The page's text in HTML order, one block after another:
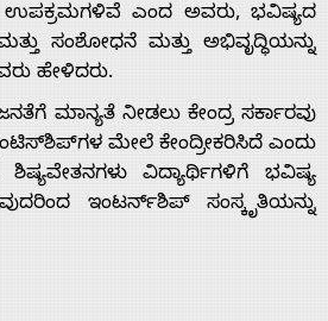
ಉಪಕ್ರಮಗಳಿವೆ ಎಂದ ಅವರು, ಭವಿಷ್ಯದ
ಸಂಶೋಧನೆ ಮತ್ತು ಅಭಿವೃದ್ಧಿಯನ್ನು
ಹೇಳಿದರು.
ಮಾನ್ಯತೆ ನೀಡಲು ಕೇಂದ್ರ ಸರ್ಕಾರವು
ಮೇಲೆ ಕೇಂದ್ರೀಕರಿಸಿದೆ ಎಂದು
ಶಿಷ್ಯವೇತನಗಳು ವಿದ್ಯಾರ್ಥಿಗಳಿಗೆ ಭವಿಷ್ಯ
ಇಂಟರ್ನ್‌ಶಿಪ್ ಸಂಸ್ಕೃತಿಯನ್ನು